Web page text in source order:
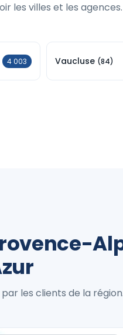
les villes et les agences.
4 003 Vaucluse (84)
les clients de la région.